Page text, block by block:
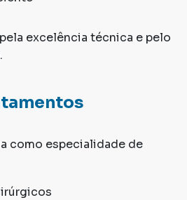
excelência técnica e pelo
como especialidade de